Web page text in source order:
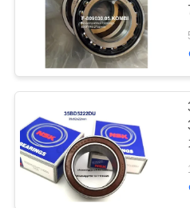
관
연
자동차 스
어링